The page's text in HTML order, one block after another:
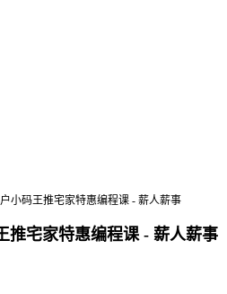
小码王推宅家特惠编程课 - 薪人薪事
推宅家特惠编程课 - 薪人薪事